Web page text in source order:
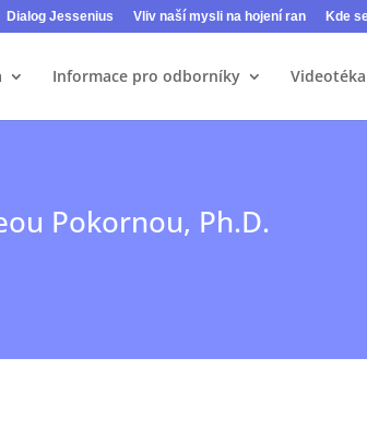
Dialog Jessenius Vliv naší mysli na hojení ran Kde
Informace pro odborníky Videotéka
Pokornou, Ph.D.